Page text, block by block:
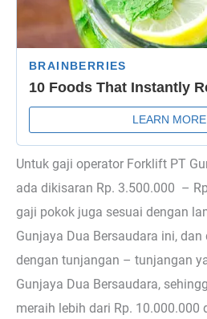
Untuk gaji operator Forklift PT
ada dikisaran Rp. 3.500.000 –
gaji pokok juga sesuai dengan
Gunjaya Dua Bersaudara ini,
dengan tunjangan – tunjangan
Gunjaya Dua Bersaudara,
meraih lebih dari Rp. 10.000.000